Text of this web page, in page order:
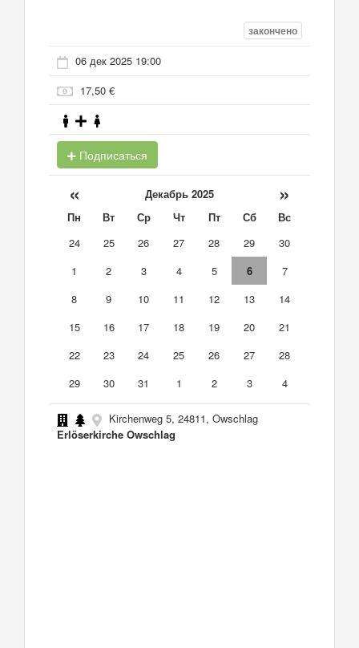
закончено
06 дек 2025 19:00
17,50 €
Подписаться
« Декабрь 2025 »
Пн Вт Ср Чт Пт Сб
Вс
24
25 26 27 28 29
30
1
2 3 4 5 6
7
8
9 10 11 12 13
14
15
16 17 18 19 20
21
22
23 24 25 26 27
28
29
30 31 1 2 3 4
Kirchenweg 5, 24811, Owschlag
Erlöserkirche Owschlag